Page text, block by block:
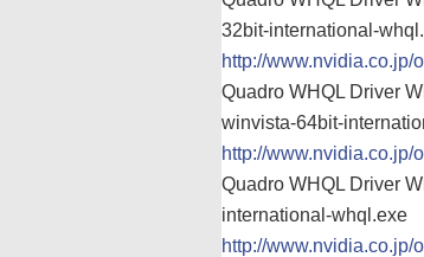
32bit-international-
http://www.nvidia.co.jp/
Quadro WHQL Driver
winvista-64bit-
http://www.nvidia.co.jp/
Quadro WHQL Driver
international-whql.exe
http://www.nvidia.co.jp/